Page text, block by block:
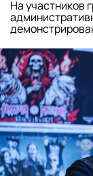
На участников